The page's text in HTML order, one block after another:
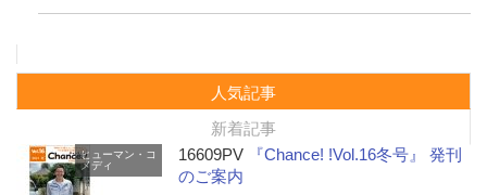
人気記事
新着記事
ヒューマン・コ
メディ
16609PV
『Chance! !Vol.16冬号』 発刊
のご案内